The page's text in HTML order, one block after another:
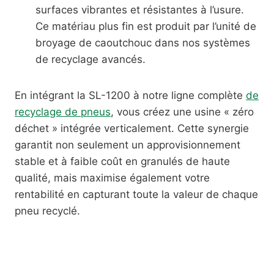
surfaces vibrantes et résistantes à l’usure.
Ce matériau plus fin est produit par l’unité de
broyage de caoutchouc dans nos systèmes
de recyclage avancés.
En intégrant la SL-1200 à notre ligne complète de
recyclage de pneus, vous créez une usine « zéro
déchet » intégrée verticalement. Cette synergie
garantit non seulement un approvisionnement
stable et à faible coût en granulés de haute
qualité, mais maximise également votre
rentabilité en capturant toute la valeur de chaque
pneu recyclé.